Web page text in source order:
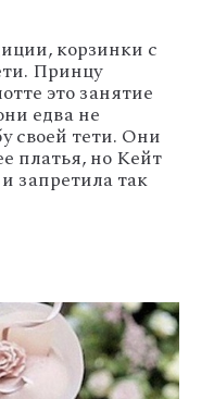
корзинки с
Принцу
это занятие
едва не
своей тети. Они
платья, но Кейт
запретила так